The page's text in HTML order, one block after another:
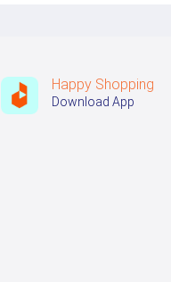
Happy Shopping
Download App